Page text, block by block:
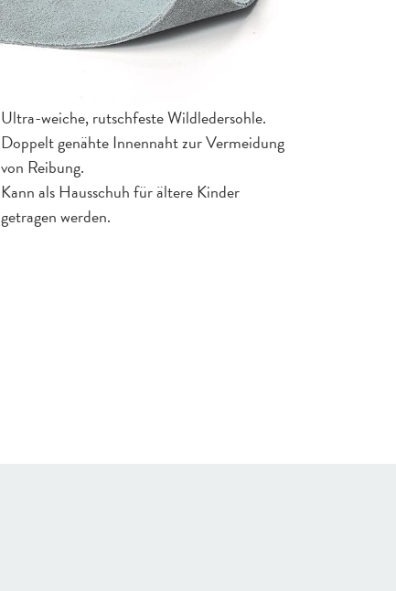
Ultra-weiche, rutschfeste Wildledersohle.
Doppelt genähte Innennaht zur Vermeidung
von Reibung.
Kann als Hausschuh für ältere Kinder
getragen werden.